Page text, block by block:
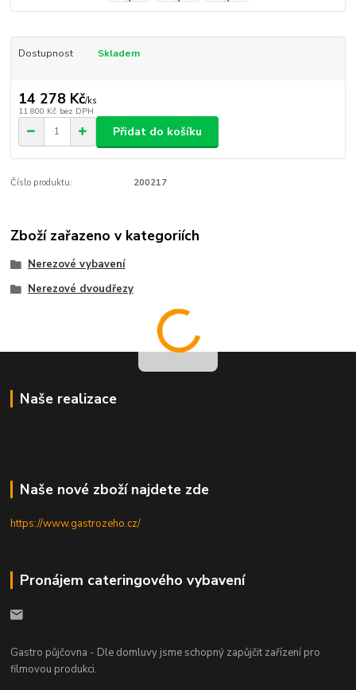
Dostupnost Skladem
14 278 Kč/ks
11 800 Kč bez DPH
Přidat do košíku
Číslo produktu: 200217
Zboží zařazeno v kategoriích
Nerezové vybavení
Nerezové dvoudřezy
Naše realizace
Naše nové zboží najdete zde
https://www.gastrozeho.cz/
Pronájem cateringového vybavení
Gastro půjčovna - Dle domluvy jsme schopný zapůjčit zařízení pro
filmovou produkci.